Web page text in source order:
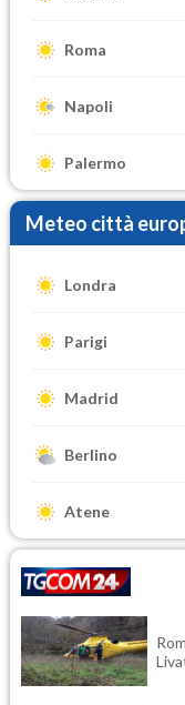
Roma
Napoli
Palermo
Meteo città
Londra
Parigi
Madrid
Berlino
Atene